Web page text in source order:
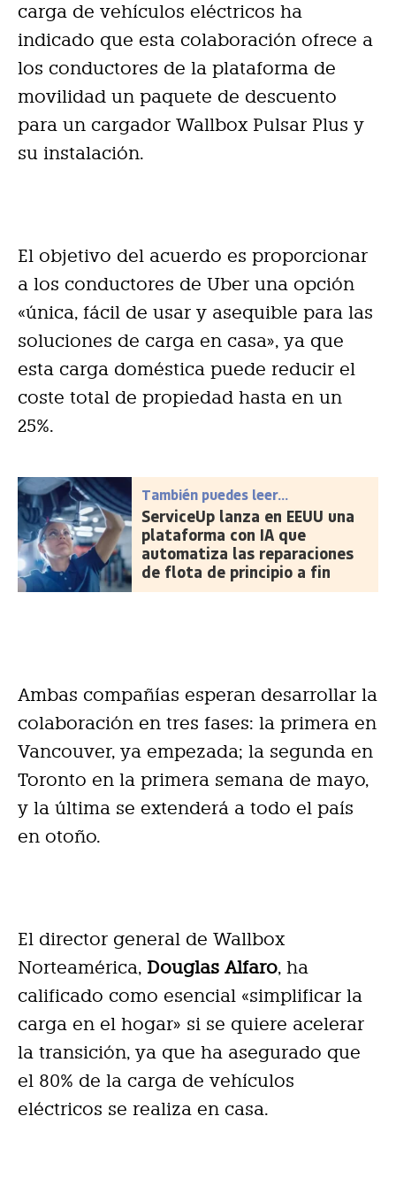
carga de vehículos eléctricos ha
indicado que esta colaboración ofrece a
los conductores de la plataforma de
movilidad un paquete de descuento
para un cargador Wallbox Pulsar Plus y
su instalación.
El objetivo del acuerdo es proporcionar
a los conductores de Uber una opción
«única, fácil de usar y asequible para las
soluciones de carga en casa», ya que
esta carga doméstica puede reducir el
coste total de propiedad hasta en un
25%.
También puedes leer...
ServiceUp lanza en EEUU una
plataforma con IA que
automatiza las reparaciones
de flota de principio a fin
Ambas compañías esperan desarrollar la
colaboración en tres fases: la primera en
Vancouver, ya empezada; la segunda en
Toronto en la primera semana de mayo,
y la última se extenderá a todo el país
en otoño.
El director general de Wallbox
Norteamérica, Douglas Alfaro, ha
calificado como esencial «simplificar la
carga en el hogar» si se quiere acelerar
la transición, ya que ha asegurado que
el 80% de la carga de vehículos
eléctricos se realiza en casa.